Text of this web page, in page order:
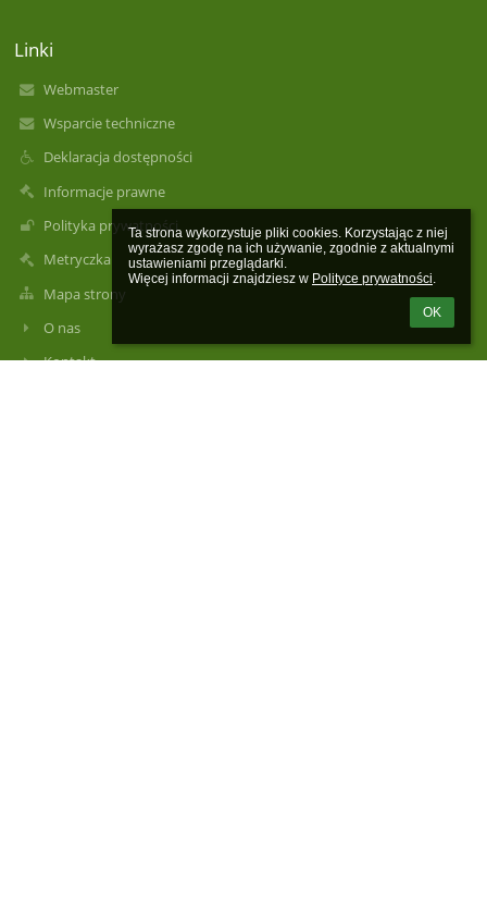
Ta strona wykorzystuje pliki cookies. Korzystając z niej
wyrażasz zgodę na ich używanie, zgodnie z aktualnymi
ustawieniami przeglądarki.
Więcej informacji znajdziesz w Polityce prywatności.
OK
Linki
Webmaster
Wsparcie techniczne
Deklaracja dostępności
Informacje prawne
Polityka prywatności
Metryczka
Mapa strony
O nas
Kontakt